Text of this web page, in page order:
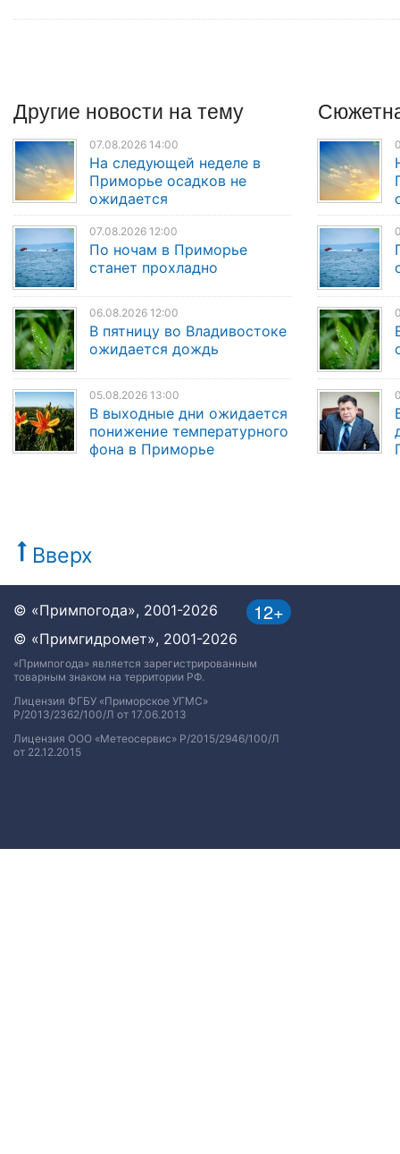
Другие новости на тему
07.08.2026 14:00
На следующей неделе в
Приморье осадков не
ожидается
07.08.2026 12:00
По ночам в Приморье
станет прохладно
06.08.2026 12:00
В пятницу во Владивостоке
ожидается дождь
05.08.2026 13:00
В выходные дни ожидается
понижение температурного
фона в Приморье
Вверх
12+
© «Примпогода», 2001-2026
© «Примгидромет», 2001-2026
«Примпогода» является зарегистрированным
товарным знаком на территории РФ.
Лицензия ФГБУ «Приморское УГМС»
Р/2013/2362/100/Л от 17.06.2013
Лицензия ООО «Метеосервис» Р/2015/2946/100/Л
от 22.12.2015